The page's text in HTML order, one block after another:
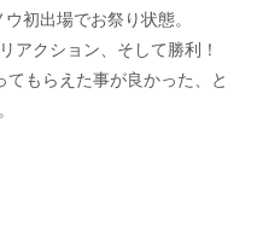
初出場でお祭り状態。
アクション、そして勝利！
もらえた事が良かった、と